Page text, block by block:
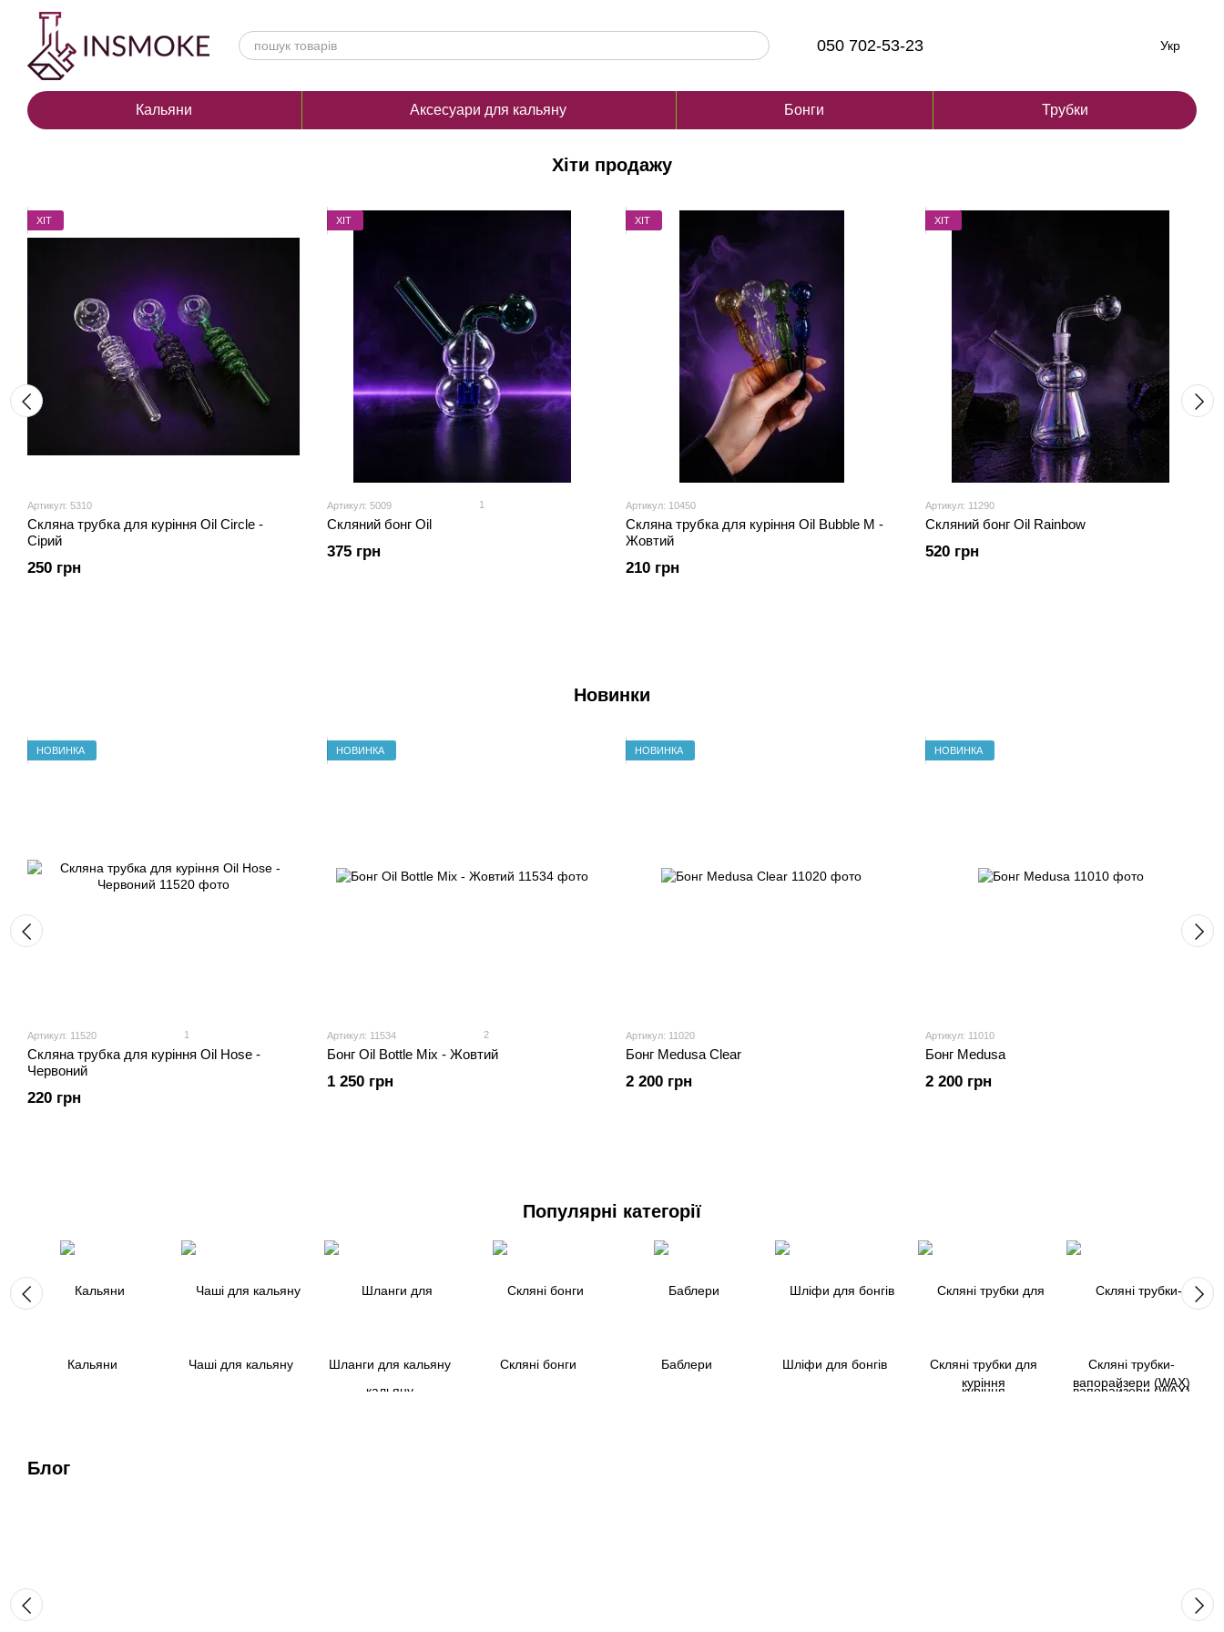
Перейти до основного контенту
050 702-53-23 Укр
Кальяни Аксесуари для кальяну Бонги Трубки
Хіти продажу
ХІТ
Артикул: 5310
Скляна трубка для куріння Oil Circle -
Сірий
250 грн
ХІТ
Артикул: 5009 1
Скляний бонг Oil
375 грн
ХІТ
Артикул: 10450
Скляна трубка для куріння Oil Bubble M -
Жовтий
210 грн
ХІТ
Артикул: 11290
Скляний бонг Oil Rainbow
520 грн
Новинки
НОВИНКА
Артикул: 11520 1
Скляна трубка для куріння Oil Hose -
Червоний
220 грн
НОВИНКА
Артикул: 11534 2
Бонг Oil Bottle Mix - Жовтий
1 250 грн
НОВИНКА
Артикул: 11020
Бонг Medusa Clear
2 200 грн
НОВИНКА
Артикул: 11010
Бонг Medusa
2 200 грн
Популярні категорії
Кальяни Чаші для кальяну Шланги для кальяну Скляні бонги Баблери Шліфи для бонгів
Скляні трубки для
куріння
Скляні трубки-
вапорайзери (WAX)
Блог